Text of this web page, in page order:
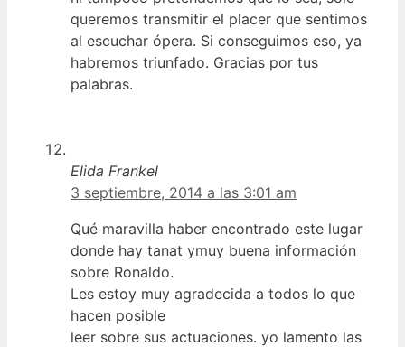
queremos transmitir el placer que sentimos
al escuchar ópera. Si conseguimos eso, ya
habremos triunfado. Gracias por tus
palabras.
Elida Frankel
3 septiembre, 2014 a las 3:01 am
Qué maravilla haber encontrado este lugar
donde hay tanat ymuy buena información
sobre Ronaldo.
Les estoy muy agradecida a todos lo que
hacen posible
leer sobre sus actuaciones. yo lamento las